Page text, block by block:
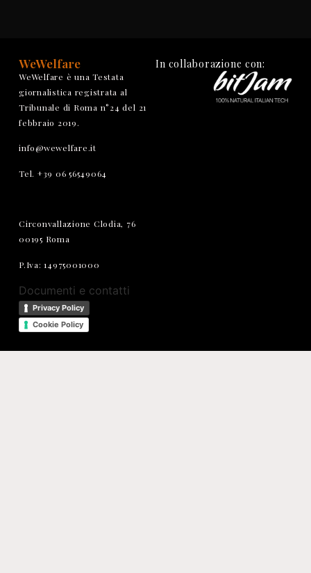
WeWelfare
WeWelfare è una Testata
giornalistica registrata al
Tribunale di Roma n°24 del 21
febbraio 2019.
info@wewelfare.it
Tel. +39 06 56549064
Circonvallazione Clodia, 76
00195 Roma
P.Iva: 14975001000
Documenti e contatti
Privacy Policy
Cookie Policy
In collaborazione con: